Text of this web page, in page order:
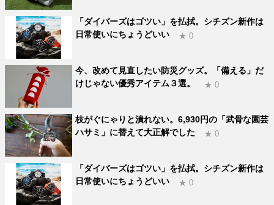
「ダイバーズはゴツい」を払拭。シチズン新作は
日常使いにちょうどいい
★ 0
今、改めて見直したい防災グッズ。「備える」だ
けじゃない優秀アイテム３選。
★ 0
枝がぐにゃりと潰れない。6,930円の「武骨な園芸
ハサミ」に替えて大正解でした
★ 0
「ダイバーズはゴツい」を払拭。シチズン新作は
日常使いにちょうどいい
★ 0